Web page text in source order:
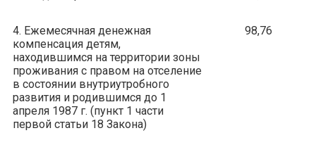
4. Ежемесячная денежная
компенсация детям,
находившимся на территории зоны
проживания с правом на отселение
в состоянии внутриутробного
развития и родившимся до 1
апреля 1987 г. (пункт 1 части
первой статьи 18 Закона)
98,76